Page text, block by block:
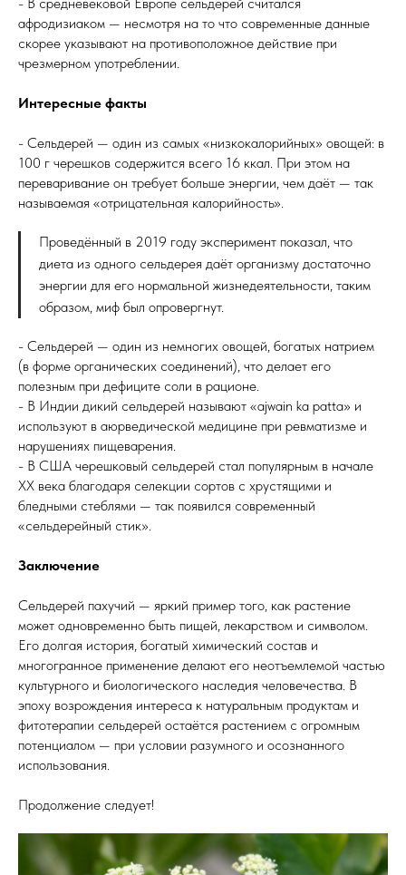
афродизиаком — несмотря на то что современные данные
скорее указывают на противоположное действие при
чрезмерном употреблении.
Интересные факты
- Сельдерей — один из самых «низкокалорийных» овощей: в
100 г черешков содержится всего 16 ккал. При этом на
переваривание он требует больше энергии, чем даёт — так
называемая «отрицательная калорийность».
Проведённый в 2019 году эксперимент показал, что
диета из одного сельдерея даёт организму достаточно
энергии для его нормальной жизнедеятельности, таким
образом, миф был опровергнут.
- Сельдерей — один из немногих овощей, богатых натрием
(в форме органических соединений), что делает его
полезным при дефиците соли в рационе.
- В Индии дикий сельдерей называют «ajwain ka patta» и
используют в аюрведической медицине при ревматизме и
нарушениях пищеварения.
- В США черешковый сельдерей стал популярным в начале
XX века благодаря селекции сортов с хрустящими и
бледными стеблями — так появился современный
«сельдерейный стик».
Заключение
Сельдерей пахучий — яркий пример того, как растение
может одновременно быть пищей, лекарством и символом.
Его долгая история, богатый химический состав и
многогранное применение делают его неотъемлемой частью
культурного и биологического наследия человечества. В
эпоху возрождения интереса к натуральным продуктам и
фитотерапии сельдерей остаётся растением с огромным
потенциалом — при условии разумного и осознанного
использования.
Продолжение следует!